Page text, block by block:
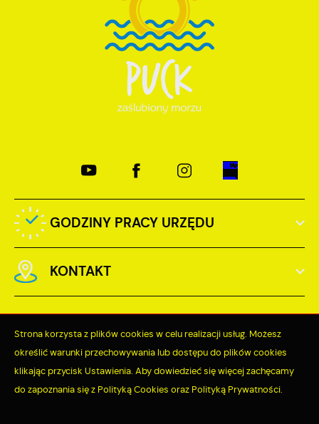
GODZINY PRACY URZĘDU
KONTAKT
Online: 400
Strona korzysta z plików cookies w celu realizacji usług. Możesz
określić warunki przechowywania lub dostępu do plików cookies
klikając przycisk Ustawienia. Aby dowiedzieć się więcej zachęcamy
do zapoznania się z Polityką Cookies oraz Polityką Prywatności.